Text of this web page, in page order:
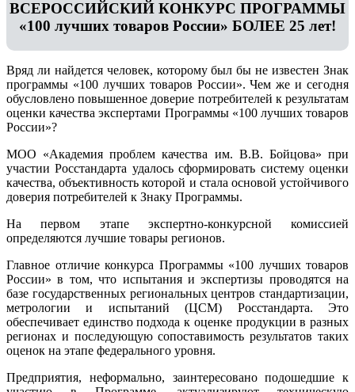
ВСЕРОССИЙСКИЙ КОНКУРС ПРОГРАММЫ
«100 лучших товаров России» БОЛЕЕ 25 лет!
Вряд ли найдется человек, которому был бы не известен Знак
программы «100 лучших товаров России». Чем же и сегодня
обусловлено повышенное доверие потребителей к результатам
оценки качества экспертами Программы «100 лучших товаров
России»?
МОО «Академия проблем качества им. В.В. Бойцова» при
участии Росстандарта удалось сформировать систему оценки
качества, объективность которой и стала основой устойчивого
доверия потребителей к Знаку Программы.
На первом этапе экспертно-конкурсной комиссией
определяются лучшие товары регионов.
Главное отличие конкурса Программы «100 лучших товаров
России» в том, что испытания и экспертизы проводятся на
базе государственных региональных центров стандартизации,
метрологии и испытаний (ЦCM) Росстандарта. Это
обеспечивает единство подхода к оценке продукции в разных
регионах и последующую сопоставимость результатов таких
оценок на этапе федерального уровня.
Предприятия, неформально, заинтересовано подошедшие к